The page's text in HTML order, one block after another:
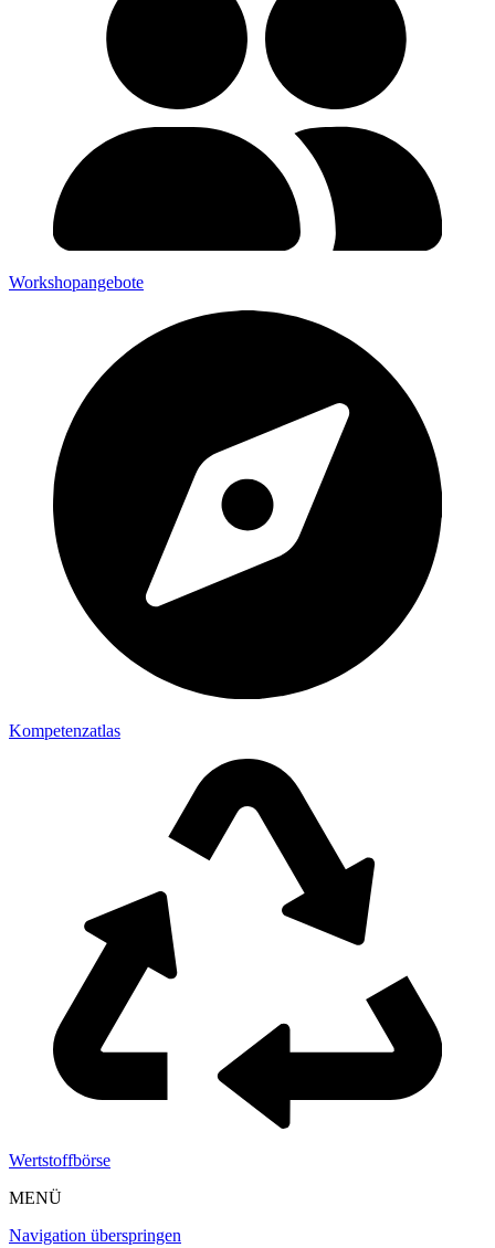
Workshopangebote
Kompetenzatlas
Wertstoffbörse
MENÜ
Navigation überspringen